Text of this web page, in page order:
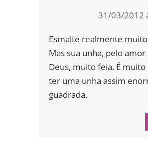
31/03/2012
Esmalte realmente
Mas sua unha, pelo amor
Deus, muito feia. É muito
ter uma unha assim
guadrada.